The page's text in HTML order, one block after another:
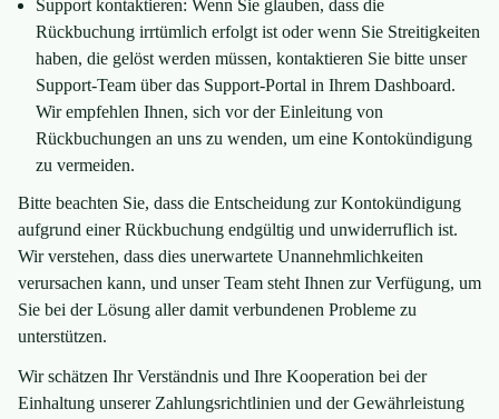
Support kontaktieren: Wenn Sie glauben, dass die
Rückbuchung irrtümlich erfolgt ist oder wenn Sie Streitigkeiten
haben, die gelöst werden müssen, kontaktieren Sie bitte unser
Support-Team über das Support-Portal in Ihrem Dashboard.
Wir empfehlen Ihnen, sich vor der Einleitung von
Rückbuchungen an uns zu wenden, um eine Kontokündigung
zu vermeiden.
Bitte beachten Sie, dass die Entscheidung zur Kontokündigung
aufgrund einer Rückbuchung endgültig und unwiderruflich ist.
Wir verstehen, dass dies unerwartete Unannehmlichkeiten
verursachen kann, und unser Team steht Ihnen zur Verfügung, um
Sie bei der Lösung aller damit verbundenen Probleme zu
unterstützen.
Wir schätzen Ihr Verständnis und Ihre Kooperation bei der
Einhaltung unserer Zahlungsrichtlinien und der Gewährleistung